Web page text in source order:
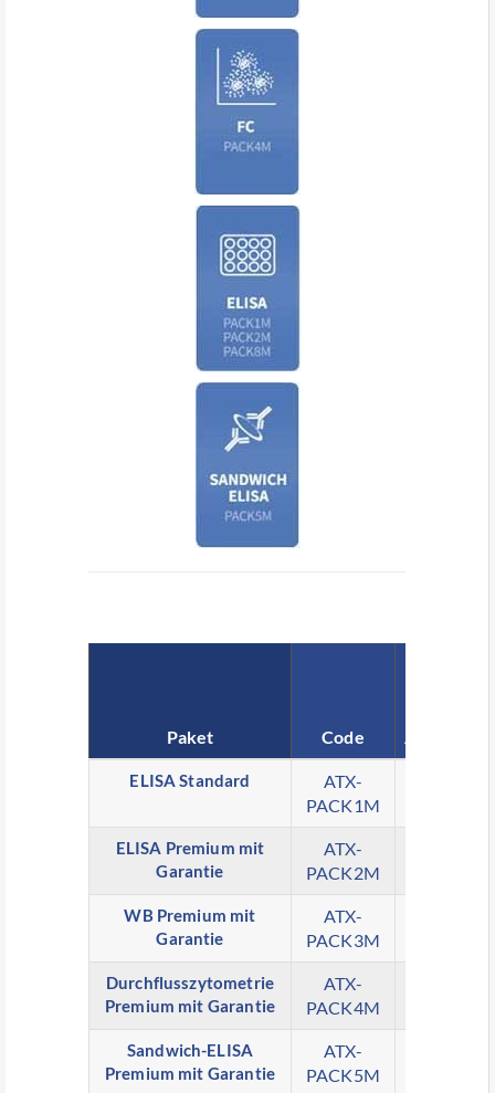
Paket Code
ELISA Standard
ATX-
PACK1M
ELISA Premium mit
Garantie
ATX-
PACK2M
WB Premium mit
Garantie
ATX-
PACK3M
Durchflusszytometrie
Premium mit Garantie
ATX-
PACK4M
Sandwich-ELISA
Premium mit Garantie
ATX-
PACK5M